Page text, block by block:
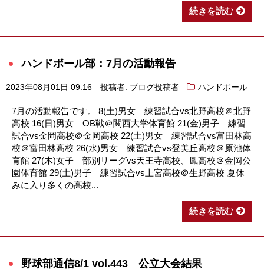
続きを読む
ハンドボール部：7月の活動報告
2023年08月01日 09:16 投稿者: ブログ投稿者 ハンドボール
7月の活動報告です。 8(土)男女 練習試合vs北野高校＠北野
高校 16(日)男女 OB戦＠関西大学体育館 21(金)男子 練習
試合vs金岡高校＠金岡高校 22(土)男女 練習試合vs富田林高
校＠富田林高校 26(水)男女 練習試合vs登美丘高校＠原池体
育館 27(木)女子 部別リーグvs天王寺高校、鳳高校＠金岡公
園体育館 29(土)男子 練習試合vs上宮高校＠生野高校 夏休
みに入り多くの高校...
続きを読む
野球部通信8/1 vol.443 公立大会結果